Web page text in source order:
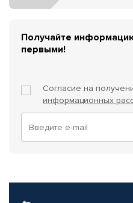
Получайте
первыми!
Согласие на
информационных